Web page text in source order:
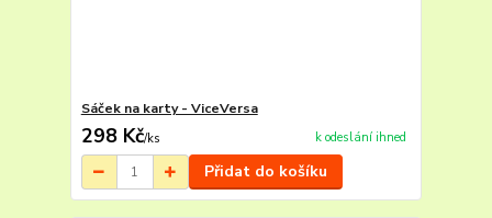
Sáček na karty - ViceVersa
298 Kč/ks k odeslání ihned
Přidat do košíku